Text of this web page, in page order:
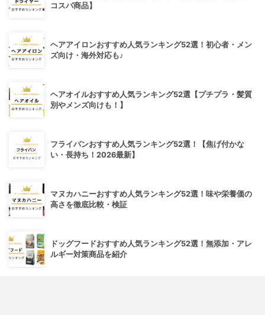
コスパ商品】
ヘアアイロンおすすめ人気ランキング52選！初心者・メン
ズ向け・海外対応も♪
ヘアオイルおすすめ人気ランキング52選【プチプラ・髪質
別やメンズ向けも！】
フライパンおすすめ人気ランキング52選！【焦げ付かな
い・長持ち！2026最新】
マヌカハニーおすすめ人気ランキング52選！味や栄養価の
高さを徹底比較・検証
ドッグフードおすすめ人気ランキング52選！無添加・アレ
ルギー対策商品を紹介